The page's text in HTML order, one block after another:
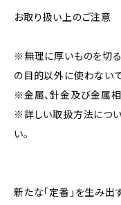
お取り扱い上のご注意
※無理に厚いものを切る
の目的以外に使わないで
※金属、針金及び金属相
※詳しい取扱方法につ
い。
新たな「定番」を生み出